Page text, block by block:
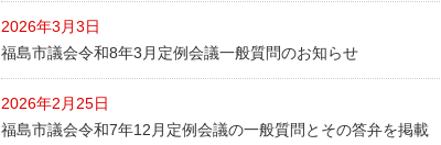
2026年3月3日
福島市議会令和8年3月定例会議一般質問のお知らせ
2026年2月25日
福島市議会令和7年12月定例会議の一般質問とその答弁を掲載